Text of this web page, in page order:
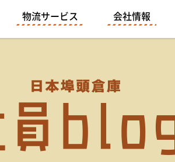
物流サービス 会社情報